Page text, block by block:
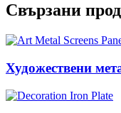
Свързани
Художествени